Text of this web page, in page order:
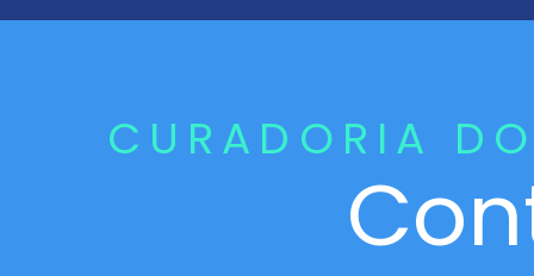
CURADORIA